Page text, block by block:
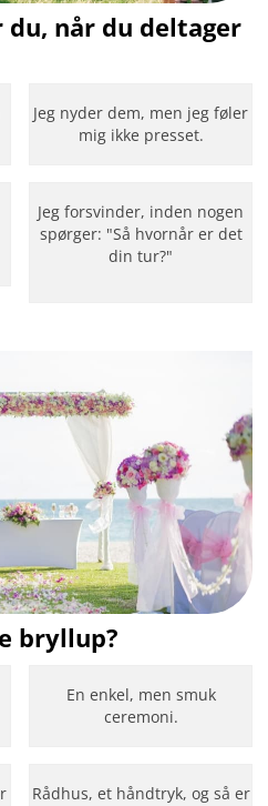
du, når du deltager
Jeg nyder dem, men jeg føler
mig ikke presset.
Jeg forsvinder, inden nogen
spørger: "Så hvornår er det
din tur?"
bryllup?
En enkel, men smuk
ceremoni.
Rådhus, et håndtryk, og så er